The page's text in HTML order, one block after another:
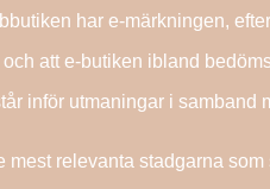
har e-märkningen,
att e-butiken ibland
inför utmaningar i samband
relevanta stadgarna